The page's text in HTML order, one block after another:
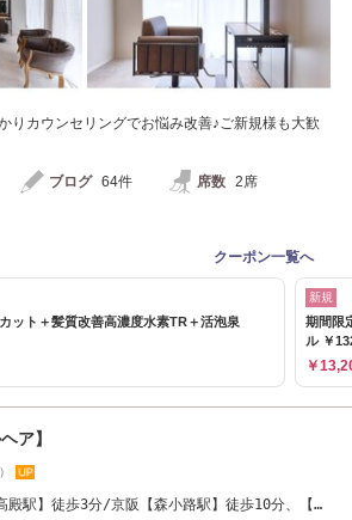
りカウンセリングでお悩み改善♪ご新規様も大歓
ブログ 64件 席数 2席
クーポン一覧へ
ット＋髪質改善高濃度水素TR＋活泡泉
新規
期間限
ル ￥
￥
ア】
殿駅】徒歩3分/京阪【森小路駅】徒歩10分、【関